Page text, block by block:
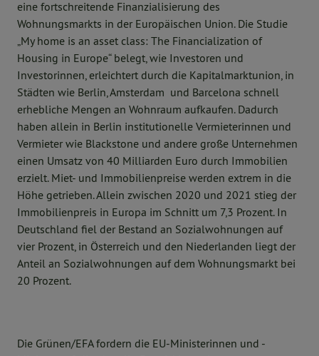
eine fortschreitende Finanzialisierung des
Wohnungsmarkts in der Europäischen Union. Die Studie
„My home is an asset class: The Financialization of
Housing in Europe“ belegt, wie Investoren und
Investorinnen, erleichtert durch die Kapitalmarktunion, in
Städten wie Berlin, Amsterdam und Barcelona schnell
erhebliche Mengen an Wohnraum aufkaufen. Dadurch
haben allein in Berlin institutionelle Vermieterinnen und
Vermieter wie Blackstone und andere große Unternehmen
einen Umsatz von 40 Milliarden Euro durch Immobilien
erzielt. Miet- und Immobilienpreise werden extrem in die
Höhe getrieben. Allein zwischen 2020 und 2021 stieg der
Immobilienpreis in Europa im Schnitt um 7,3 Prozent. In
Deutschland fiel der Bestand an Sozialwohnungen auf
vier Prozent, in Österreich und den Niederlanden liegt der
Anteil an Sozialwohnungen auf dem Wohnungsmarkt bei
20 Prozent.
Die Grünen/EFA fordern die EU-Ministerinnen und -